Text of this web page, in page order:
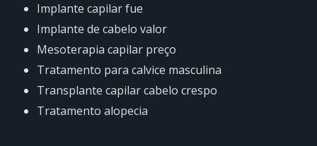
implante capilar fue
implante de cabelo valor
mesoterapia capilar preço
tratamento para calvice masculina
transplante capilar cabelo crespo
tratamento alopecia